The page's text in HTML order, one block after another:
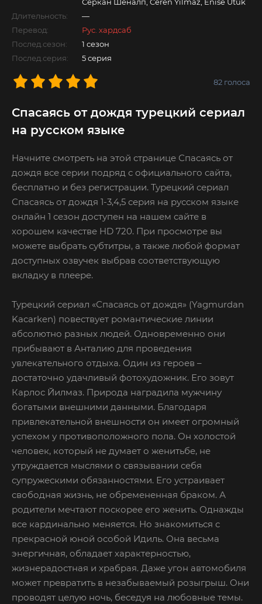
Длительность:
—
Перевод:
Рус. хардсаб
Послед.сезон:
1 сезон
Послед.серия:
5 серия
82 голоса
Спасаясь от дождя турецкий сериал
на русском языке
Начните смотреть на этой странице Спасаясь от
дождя все серии подряд с официального сайта,
бесплатно и без регистрации. Турецкий сериал
Спасаясь от дождя 1-3,4,5 серия на русском языке
онлайн 1 сезон доступен на нашем сайте в
хорошем качестве HD 720. При просмотре вы
можете выбрать субтитры, а также любой формат
доступных озвучек выбрав соответствующую
вкладку в плеере.
Турецкий сериал «Спасаясь от дождя» (Yagmurdan
Kacarken) повествует романтические линии
абсолютно разных людей. Одновременно они
прибывают в Анталию для проведения
увлекательного отдыха. Один из героев –
достаточно удачливый фотохудожник. Его зовут
Карлос Йилмаз. Природа наградила мужчину
богатыми внешними данными. Благодаря
привлекательной внешности он имеет огромный
успехом у противоположного пола. Он холостой
человек, который не думает о женитьбе, не
утруждается мыслями о связывании себя
супружескими обязанностями. Его устраивает
свободная жизнь, не обремененная браком. А
родители мечтают поскорее его женить. Однажды
все кардинально меняется. Но знакомиться с
прекрасной юной особой Идиль. Она весьма
энергичная, обладает характерностью,
жизнерадостная и храбрая. Даже угон автомобиля
может превратить в незабываемый розыгрыш. Они
проводят целую ночь, беседуя на любовные темы.